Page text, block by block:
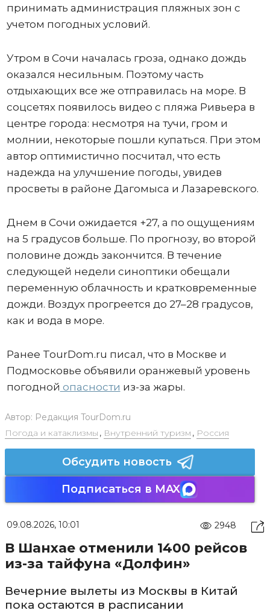
принимать администрация пляжных зон с
учетом погодных условий.
Утром в Сочи началась гроза, однако дождь
оказался несильным. Поэтому часть
отдыхающих все же отправилась на море. В
соцсетях появилось видео с пляжа Ривьера в
центре города: несмотря на тучи, гром и
молнии, некоторые пошли купаться. При этом
автор оптимистично посчитал, что есть
надежда на улучшение погоды, увидев
просветы в районе Дагомыса и Лазаревского.
Днем в Сочи ожидается +27, а по ощущениям
на 5 градусов больше. По прогнозу, во второй
половине дождь закончится. В течение
следующей недели синоптики обещали
переменную облачность и кратковременные
дожди. Воздух прогреется до 27–28 градусов,
как и вода в море.
Ранее TourDom.ru писал, что в Москве и
Подмосковье объявили оранжевый уровень
погодной опасности из-за жары.
Автор: Редакция TourDom.ru
Погода и катаклизмы , Внутренний туризм , Россия
Обсудить новость
Подписаться в MAX
09.08.2026, 10:01 2948
В Шанхае отменили 1400 рейсов
из-за тайфуна «Долфин»
Вечерние вылеты из Москвы в Китай
пока остаются в расписании